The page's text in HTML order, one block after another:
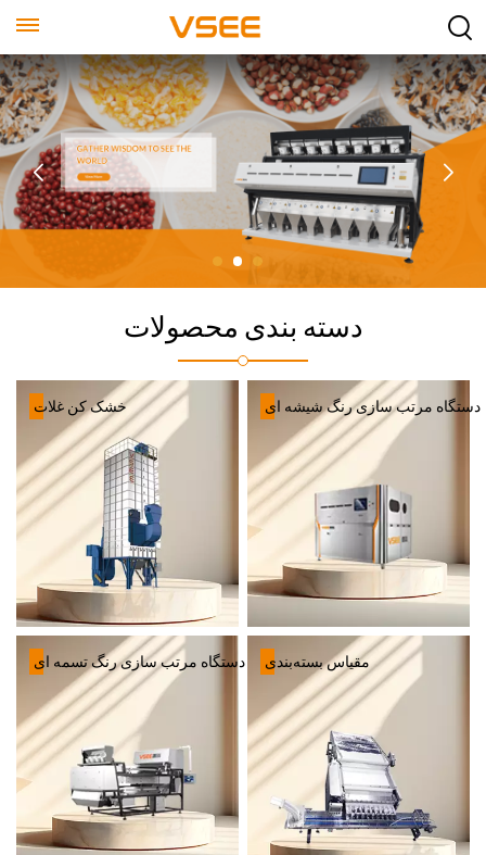
دسته بندی محصولات
خشک کن غلات
دستگاه مرتب سازی رنگ تسمه ای
دستگاه مرتب سازی رنگ شیشه ای
مقیاس بسته‌بندی